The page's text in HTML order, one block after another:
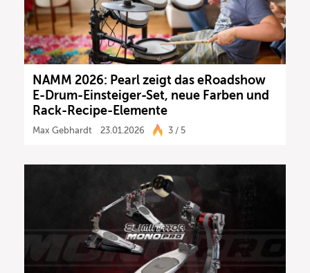
NAMM 2026: Pearl zeigt das eRoadshow
E-Drum-Einsteiger-Set, neue Farben und
Rack-Recipe-Elemente
Max Gebhardt 23.01.2026 3 / 5